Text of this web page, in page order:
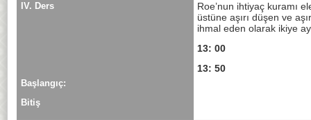
IV. Ders
Başlangıç:
Bitiş
Roe’nun ihtiyaç kuramı
üstüne aşırı düşen ve
ihmal eden olarak ikiye
13: 00
13: 50